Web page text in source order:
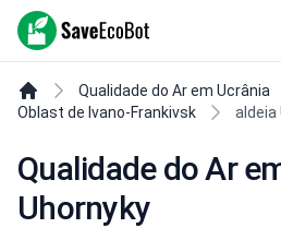
SaveEcoBot
Qualidade do Ar em Ucrânia
Oblast de Ivano-Frankivsk
aldeia
Qualidade do Ar
Uhornyky